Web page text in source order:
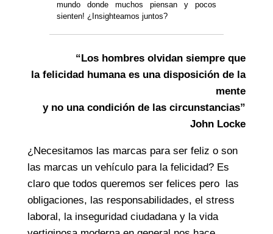
mundo donde muchos piensan y pocos
sienten! ¿Insighteamos juntos?
“Los hombres olvidan siempre que
la felicidad humana es una disposición de la
mente
y no una condición de las circunstancias”
John Locke
¿Necesitamos las marcas para ser feliz o son
las marcas un vehículo para la felicidad? Es
claro que todos queremos ser felices pero las
obligaciones, las responsabilidades, el stress
laboral, la inseguridad ciudadana y la vida